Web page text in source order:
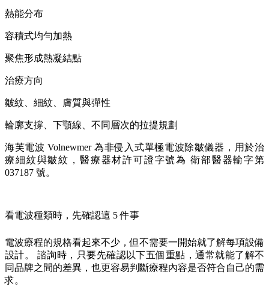
熱能分布
容積式均勻加熱
聚焦形成熱凝結點
治療方向
皺紋、細紋、膚質與彈性
輪廓支撐、下顎線、不同層次的拉提規劃
海芙電波 Volnewmer 為非侵入式單極電波除皺儀器，用於治
療細紋與皺紋，醫療器材許可證字號為 衛部醫器輸字第
037187 號。
看電波種類時，先確認這 5 件事
電波療程的規格看起來不少，但不需要一開始就了解每項設備
設計。 諮詢時，只要先確認以下五個重點，通常就能了解不
同品牌之間的差異，也更容易判斷療程內容是否符合自己的需
求。